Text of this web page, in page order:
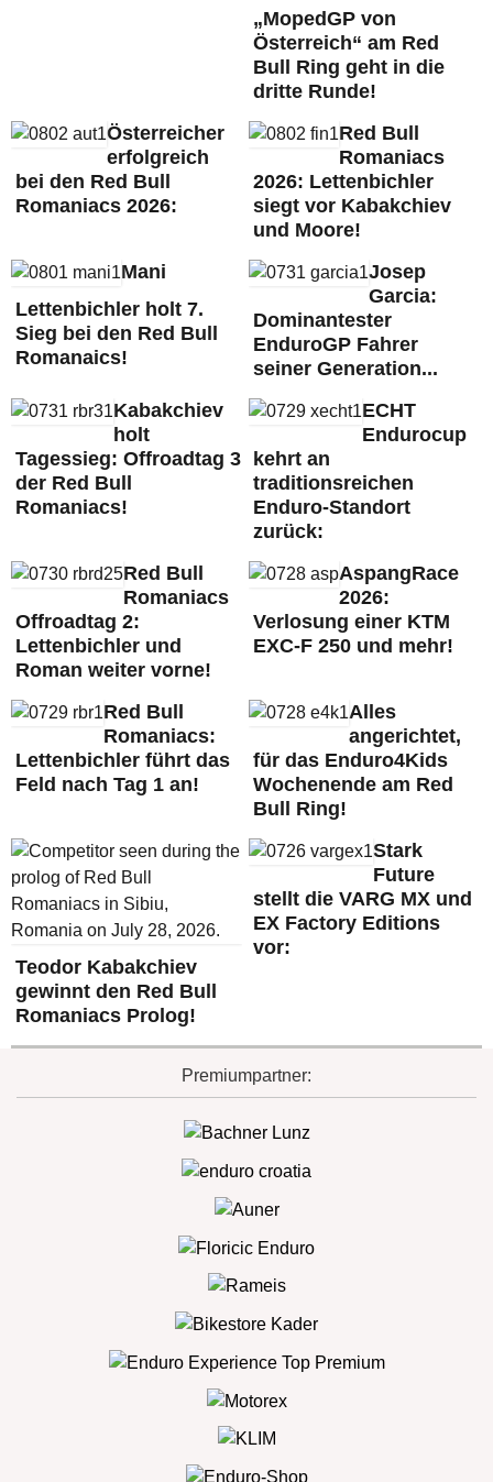
„MopedGP von
Österreich“ am Red
Bull Ring geht in die
dritte Runde!
Österreicher
erfolgreich
bei den Red Bull
Romaniacs 2026:
Red Bull
Romaniacs
2026: Lettenbichler
siegt vor Kabakchiev
und Moore!
Mani
Lettenbichler holt 7.
Sieg bei den Red Bull
Romanaics!
Josep
Garcia:
Dominantester
EnduroGP Fahrer
seiner Generation...
Kabakchiev
holt
Tagessieg: Offroadtag 3
der Red Bull
Romaniacs!
ECHT
Endurocup
kehrt an
traditionsreichen
Enduro-Standort
zurück:
Red Bull
Romaniacs
Offroadtag 2:
Lettenbichler und
Roman weiter vorne!
AspangRace
2026:
Verlosung einer KTM
EXC-F 250 und mehr!
Red Bull
Romaniacs:
Lettenbichler führt das
Feld nach Tag 1 an!
Alles
angerichtet,
für das Enduro4Kids
Wochenende am Red
Bull Ring!
Teodor Kabakchiev
gewinnt den Red Bull
Romaniacs Prolog!
Stark
Future
stellt die VARG MX und
EX Factory Editions
vor:
Premiumpartner: